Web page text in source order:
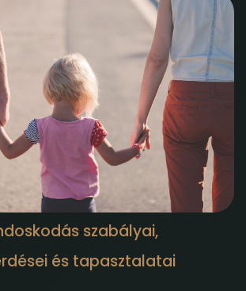
szabályai,
és tapasztalatai